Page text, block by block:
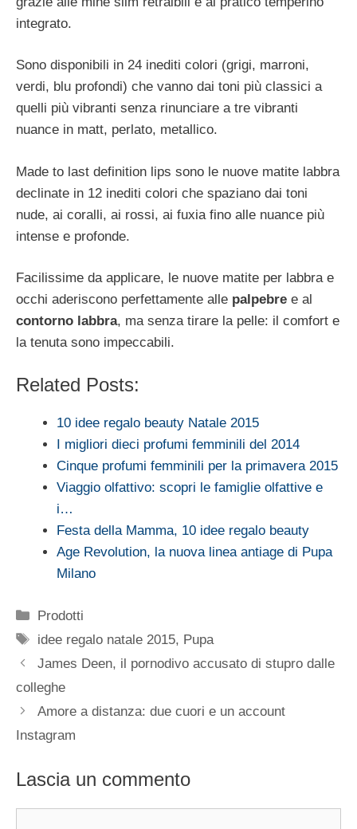
integrato.
Sono disponibili in 24 inediti colori (grigi, marroni,
verdi, blu profondi) che vanno dai toni più classici a
quelli più vibranti senza rinunciare a tre vibranti
nuance in matt, perlato, metallico.
Made to last definition lips sono le nuove matite labbra
declinate in 12 inediti colori che spaziano dai toni
nude, ai coralli, ai rossi, ai fuxia fino alle nuance più
intense e profonde.
Facilissime da applicare, le nuove matite per labbra e
occhi aderiscono perfettamente alle palpebre e al
contorno labbra, ma senza tirare la pelle: il comfort e
la tenuta sono impeccabili.
Related Posts:
10 idee regalo beauty Natale 2015
I migliori dieci profumi femminili del 2014
Cinque profumi femminili per la primavera 2015
Viaggio olfattivo: scopri le famiglie olfattive e
i…
Festa della Mamma, 10 idee regalo beauty
Age Revolution, la nuova linea antiage di Pupa
Milano
Categorie
Prodotti
Tag
idee regalo natale 2015, Pupa
James Deen, il pornodivo accusato di stupro dalle
colleghe
Amore a distanza: due cuori e un account
Instagram
Lascia un commento